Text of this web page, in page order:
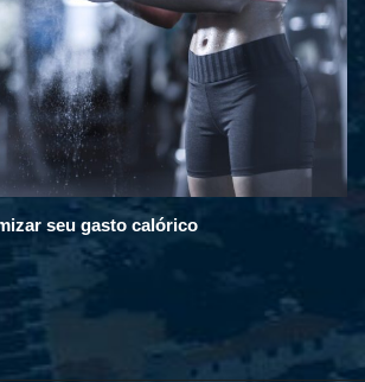
seu gasto calórico